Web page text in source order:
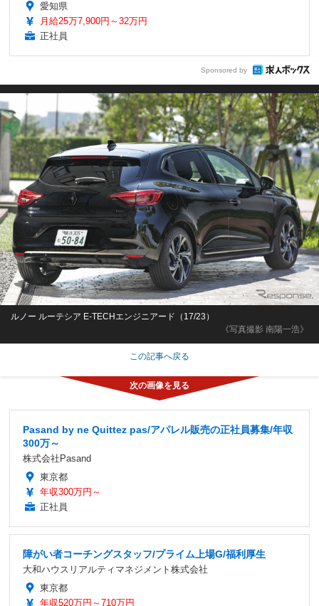
愛知県
月給25万7,900円～32万円
正社員
Sponsored by
《写真撮影 南陽一浩》
ルノー ルーテシア E-TECHエンジニアード（17/23）
この記事へ戻る
Pasand by ne Quittez pas/アパレル販売の正社員募集/年収
300万～
株式会社Pasand
東京都
年収300万円～
正社員
障がい者コーチングスタッフ/プライム上場G/福利厚生
大和ハウスリアルティマネジメント株式会社
東京都
年収520万円～710万円